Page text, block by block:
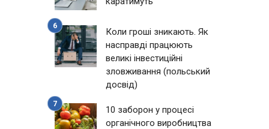
Коли гроші зникають. Як
насправді працюють
великі інвестиційні
зловживання (польський
досвід)
10 заборон у процесі
органічного виробництва